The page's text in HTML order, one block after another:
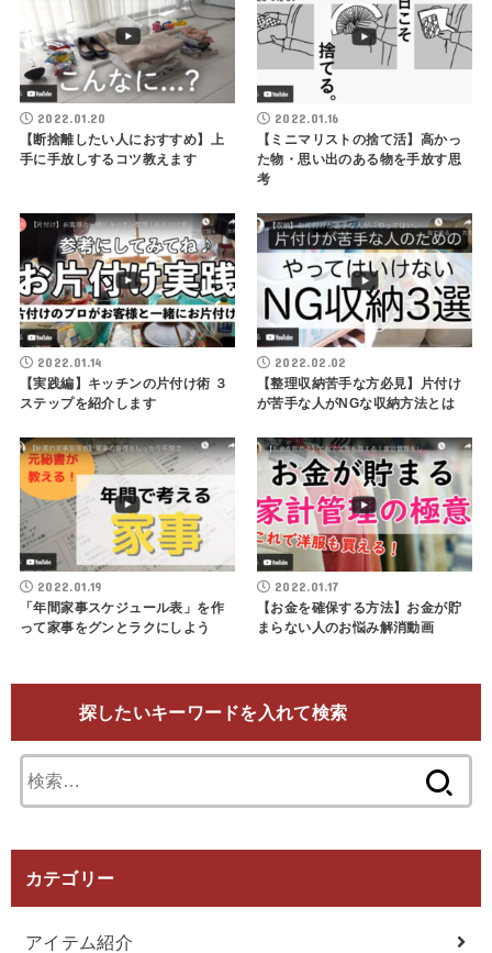
2022.01.20
【断捨離したい人におすすめ】上
手に手放しするコツ教えます
2022.01.16
【ミニマリストの捨て活】高かっ
た物・思い出のある物を手放す思
考
2022.01.14
【実践編】キッチンの片付け術 ３
ステップを紹介します
2022.02.02
【整理収納苦手な方必見】片付け
が苦手な人がNGな収納方法とは
2022.01.19
「年間家事スケジュール表」を作
って家事をグンとラクにしよう
2022.01.17
【お金を確保する方法】お金が貯
まらない人のお悩み解消動画
探したいキーワードを入れて検索
索:
カテゴリー
アイテム紹介